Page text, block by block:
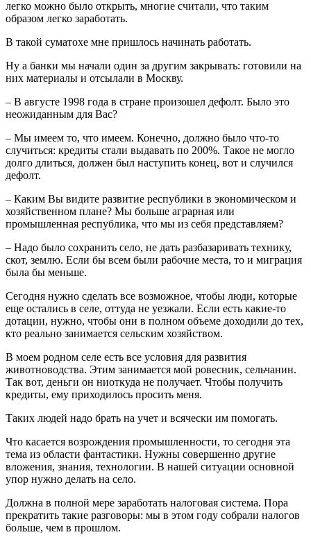
легко можно было открыть, многие считали, что таким
образом легко заработать.
В такой суматохе мне пришлось начинать работать.
Ну а банки мы начали один за другим закрывать: готовили на
них материалы и отсылали в Москву.
– В августе 1998 года в стране произошел дефолт. Было это
неожиданным для Вас?
– Мы имеем то, что имеем. Конечно, должно было что-то
случиться: кредиты стали выдавать по 200%. Такое не могло
долго длиться, должен был наступить конец, вот и случился
дефолт.
– Каким Вы видите развитие республики в экономическом и
хозяйственном плане? Мы больше аграрная или
промышленная республика, что мы из себя представляем?
– Надо было сохранить село, не дать разбазаривать технику,
скот, землю. Если бы всем были рабочие места, то и миграция
была бы меньше.
Сегодня нужно сделать все возможное, чтобы люди, которые
еще остались в селе, оттуда не уезжали. Если есть какие-то
дотации, нужно, чтобы они в полном объеме доходили до тех,
кто реально занимается сельским хозяйством.
В моем родном селе есть все условия для развития
животноводства. Этим занимается мой ровесник, сельчанин.
Так вот, деньги он ниоткуда не получает. Чтобы получить
кредиты, ему приходилось просить меня.
Таких людей надо брать на учет и всячески им помогать.
Что касается возрождения промышленности, то сегодня эта
тема из области фантастики. Нужны совершенно другие
вложения, знания, технологии. В нашей ситуации основной
упор нужно делать на село.
Должна в полной мере заработать налоговая система. Пора
прекратить такие разговоры: мы в этом году собрали налогов
больше, чем в прошлом.